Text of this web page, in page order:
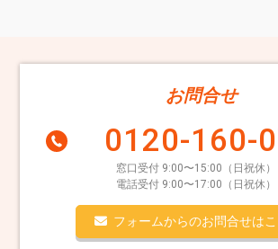
お問合せ
0120-160-
窓口受付 9:00〜15:00（日祝休）
電話受付 9:00〜17:00（日祝休）
フォームからのお問合せは